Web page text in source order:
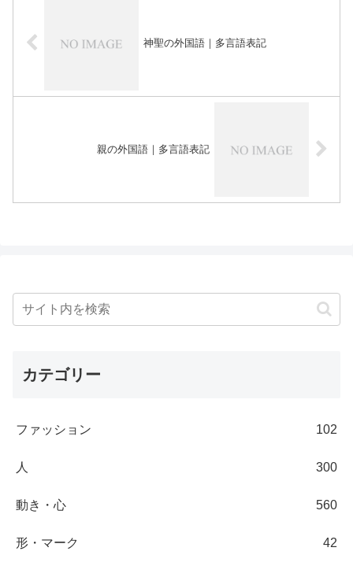
神聖の外国語｜多言語表記
親の外国語｜多言語表記
カテゴリー
ファッション 102
人 300
動き・心 560
形・マーク 42